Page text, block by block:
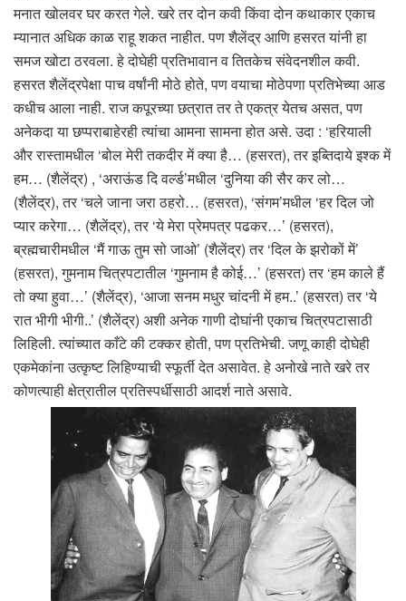
मनात खोलवर घर करत गेले. खरे तर दोन कवी किंवा दोन कथाकार एकाच
म्यानात अधिक काळ राहू शकत नाहीत. पण शैलेंद्र आणि हसरत यांनी हा
समज खोटा ठरवला. हे दोघेही प्रतिभावान व तितकेच संवेदनशील कवी.
हसरत शैलेंद्रपेक्षा पाच वर्षांनी मोठे होते, पण वयाचा मोठेपणा प्रतिभेच्या आड
कधीच आला नाही. राज कपूरच्या छत्रात तर ते एकत्र येतच असत, पण
अनेकदा या छप्पराबाहेरही त्यांचा आमना सामना होत असे. उदा : ‘हरियाली
और रास्तामधील ‘बोल मेरी तकदीर में क्या है… (हसरत), तर इब्तिदाये इश्क में
हम… (शैलेंद्र) , ‘अराऊंड दि वर्ल्ड’मधील ‘दुनिया की सैर कर लो…
(शैलेंद्र), तर ‘चले जाना जरा ठहरो… (हसरत), ‘संगम’मधील ‘हर दिल जो
प्यार करेगा… (शैलेंद्र), तर ‘ये मेरा प्रेमपत्र पढकर…’ (हसरत),
ब्रह्मचारीमधील ‘मैं गाऊ तुम सो जाओ’ (शैलेंद्र) तर ‘दिल के झरोकों में’
(हसरत), गुमनाम चित्रपटातील ‘गुमनाम है कोई…’ (हसरत) तर ‘हम काले हैं
तो क्या हुवा…’ (शैलेंद्र), ‘आजा सनम मधुर चांदनी में हम..’ (हसरत) तर ‘ये
रात भीगी भीगी..’ (शैलेंद्र) अशी अनेक गाणी दोघांनी एकाच चित्रपटासाठी
लिहिली. त्यांच्यात काँटे की टक्कर होती, पण प्रतिभेची. जणू काही दोघेही
एकमेकांना उत्कृष्ट लिहिण्याची स्फूर्ती देत असावेत. हे अनोखे नाते खरे तर
कोणत्याही क्षेत्रातील प्रतिस्पर्धीसाठी आदर्श नाते असावे.